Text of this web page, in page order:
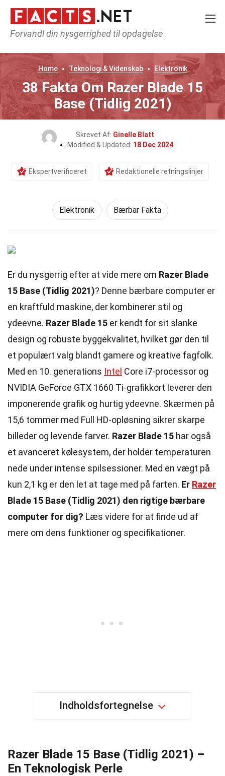
Forvandl din nysgerrighed til opdagelse
Home Teknologi & Videnskab Elektronik
38 Fakta Om Razer Blade 15
Base (Tidlig 2021)
Skrevet Af: Ginelle Blatt
Modified & Updated: 18 Dec 2024
Ekspertverificeret Redaktionelle retningslinjer
Elektronik Bærbar Fakta
Er du nysgerrig efter at vide mere om Razer Blade
15 Base (Tidlig 2021)? Denne bærbare computer er
en kraftfuld maskine, der kombinerer stil og
ydeevne. Razer Blade 15 er kendt for sit slanke
design og robuste byggekvalitet, hvilket gør den til
et populært valg blandt gamere og kreative fagfolk.
Med en 10. generations Intel Core i7-processor og
NVIDIA GeForce GTX 1660 Ti-grafikkort leverer den
imponerende grafik og hurtig ydeevne. Skærmen på
15,6 tommer med Full HD-opløsning sikrer skarpe
billeder og levende farver. Razer Blade 15 har også
et avanceret kølesystem, der holder temperaturen
nede under intense spilsessioner. Med en vægt på
kun 2,1 kg er den let at tage med på farten. Er Razer
Blade 15 Base (Tidlig 2021) den rigtige bærbare
computer for dig? Læs videre for at finde ud af
mere om dens funktioner og specifikationer.
Indholdsfortegnelse
Razer Blade 15 Base (Tidlig 2021) –
En Teknologisk Perle